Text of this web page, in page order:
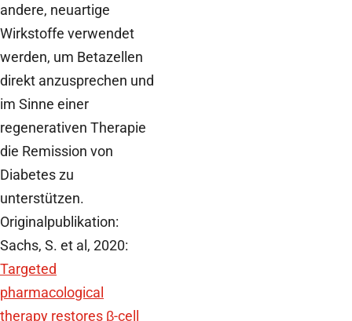
andere, neuartige
Wirkstoffe verwendet
werden, um Betazellen
direkt anzusprechen und
im Sinne einer
regenerativen Therapie
die Remission von
Diabetes zu
unterstützen.
Originalpublikation:
Sachs, S. et al, 2020:
Targeted
pharmacological
therapy restores β-cell